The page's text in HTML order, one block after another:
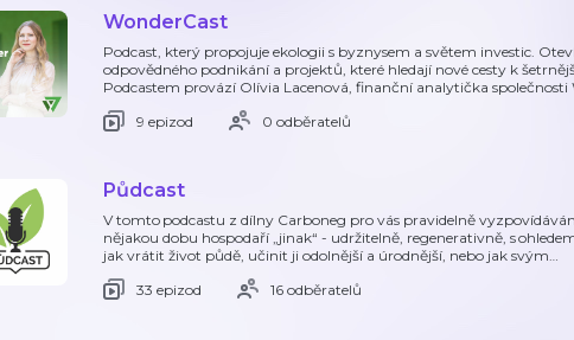
WonderCast
Podcast, který propojuje ekologii s byznysem a světem investic.
odpovědného podnikání a projektů, které hledají nové cesty k
Podcastem provází Olívia Lacenová, finanční analytička společnosti
9 epizod
0 odběratelů
Půdcast
V tomto podcastu z dílny Carboneg pro vás pravidelně
nějakou dobu hospodaří „jinak“ - udržitelně, regenerativně, s
jak vrátit život půdě, učinit ji odolnější a úrodnější, nebo jak svým…
33 epizod
16 odběratelů